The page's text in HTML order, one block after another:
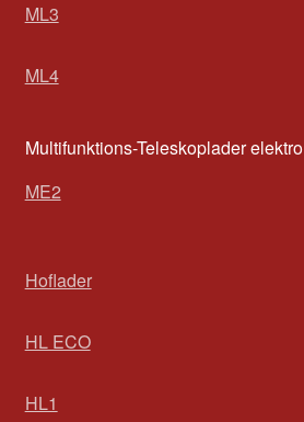
ML3
ML4
Multifunktions-Teleskoplader elektro
ME2
Hoflader
HL ECO
HL1